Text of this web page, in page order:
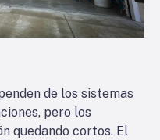
de los sistemas
pero los
quedando cortos. El